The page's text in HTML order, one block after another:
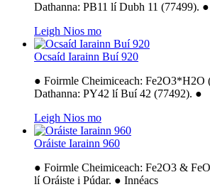
Dathanna: PB11 lí Dubh 11 (77499). ●
Leigh Nios mo
Ocsaíd Iarainn Buí 920
● Foirmle Cheimiceach: Fe2O3*H2O
Dathanna: PY42 lí Buí 42 (77492). ●
Leigh Nios mo
Oráiste Iarainn 960
● Foirmle Cheimiceach: Fe2O3 &
lí Oráiste i Púdar. ● Innéacs